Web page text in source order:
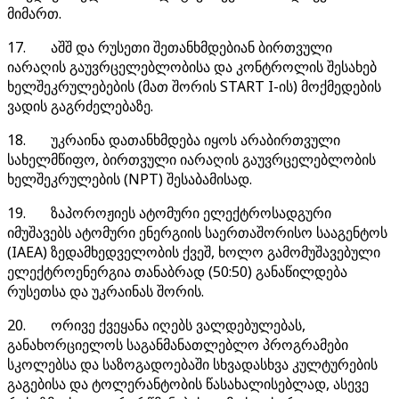
მიმართ.
17. აშშ და რუსეთი შეთანხმდებიან ბირთვული
იარაღის გაუვრცელებლობისა და კონტროლის შესახებ
ხელშეკრულებების (მათ შორის START I-ის) მოქმედების
ვადის გაგრძელებაზე.
18. უკრაინა დათანხმდება იყოს არაბირთვული
სახელმწიფო, ბირთვული იარაღის გაუვრცელებლობის
ხელშეკრულების (NPT) შესაბამისად.
19. ზაპოროჟიეს ატომური ელექტროსადგური
იმუშავებს ატომური ენერგიის საერთაშორისო სააგენტოს
(IAEA) ზედამხედველობის ქვეშ, ხოლო გამომუშავებული
ელექტროენერგია თანაბრად (50:50) განაწილდება
რუსეთსა და უკრაინას შორის.
20. ორივე ქვეყანა იღებს ვალდებულებას,
განახორციელოს საგანმანათლებლო პროგრამები
სკოლებსა და საზოგადოებაში სხვადასხვა კულტურების
გაგებისა და ტოლერანტობის წასახალისებლად, ასევე